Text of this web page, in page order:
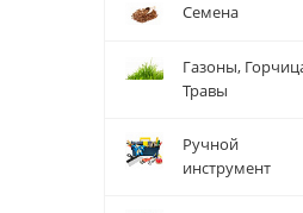
Семена
Газоны,
Травы
Ручной
инструмент